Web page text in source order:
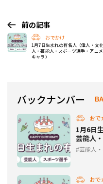
前の記事
おでかけ
1月7日生まれの有名人（偉人・文
人・芸能人・スポーツ選手・アニメ
キャラ）
バックナンバー
おで
1月6日
芸能人
芸能人
おで